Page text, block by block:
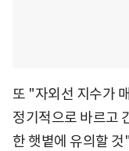
또 "자외선 지수가
정기적으로 바르고
한 햇볕에 유의할